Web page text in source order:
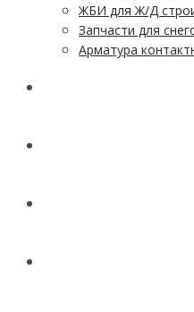
ЖБИ для Ж/Д
Запчасти для
Арматура